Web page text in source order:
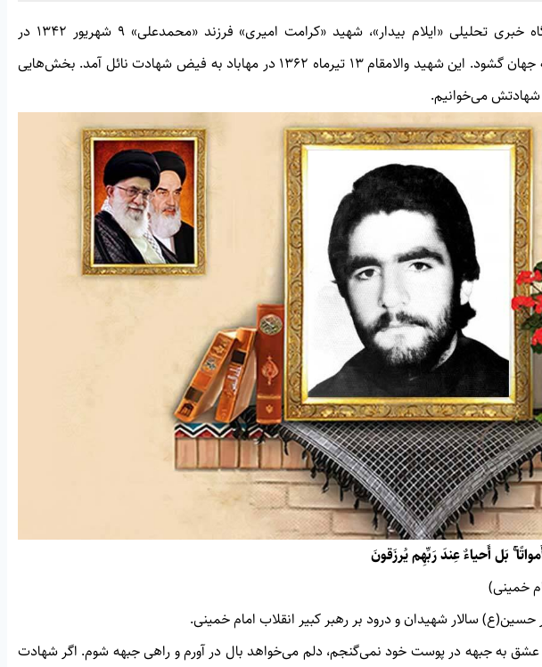
خبری تحلیلی «ایلام بیدار»
، شهید «کرامت امیری» فرزند «محمدعلی» 9 شهریور 1342 در
شهرستان نورآباد استان فارس دیده به جهان گشود. این شهید والامقام 13 تیرماه 1362 در مهاباد به فیض شهادت نائل آمد. بخش‌هایی
شهادتش می‌خوانیم.
بَل أَحياءٌ عِندَ رَبِّهِم يُرزَقونَ
خمينى)
سالار شهيدان و درود بر رهبر كبير انقلاب امام خمينی.
عشق به جبهه در پوست خود نمی‌گنجم، دلم می‌خواهد بال در آورم و راهی جبهه شوم. اگر شهادت